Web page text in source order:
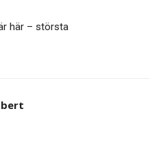
här – största